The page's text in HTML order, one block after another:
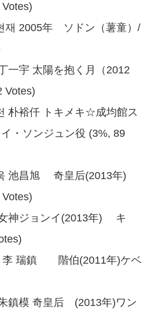
재 2005年 ソドン（薯童）/
一宇 太陽を抱く月（2012
Votes)
朴裕仟 トキメキ☆成均館ス
・ソンジュン役 (3%, 89
池昌旭 奇皇后(2013年)
神ジョンイ(2013年) キ
瑞鎮 階伯(2011年)ケベ
鎮模 奇皇后 (2013年)ワン